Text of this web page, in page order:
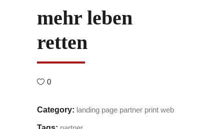
mehr leben
retten
0
Category: landing page partner print web